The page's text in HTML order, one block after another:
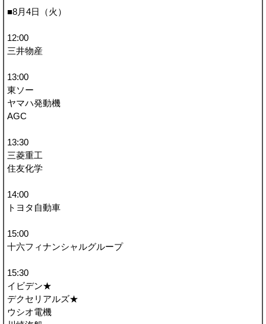
■8月4日（火）
12:00
三井物産
13:00
東ソー
ヤマハ発動機
AGC
13:30
三菱重工
住友化学
14:00
トヨタ自動車
15:00
十六フィナンシャルグループ
15:30
イビデン★
デクセリアルズ★
ウシオ電機